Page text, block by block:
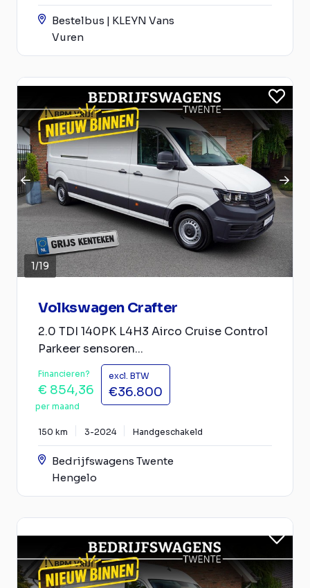
Bestelbus | KLEYN Vans
Vuren
1/19
Volkswagen Crafter
2.0 TDI 140PK L4H3 Airco Cruise Control
Parkeer sensoren...
Financieren?
€ 854,36
per maand
excl. BTW
€36.800
150 km 3-2024 Handgeschakeld
Bedrijfswagens Twente
Hengelo